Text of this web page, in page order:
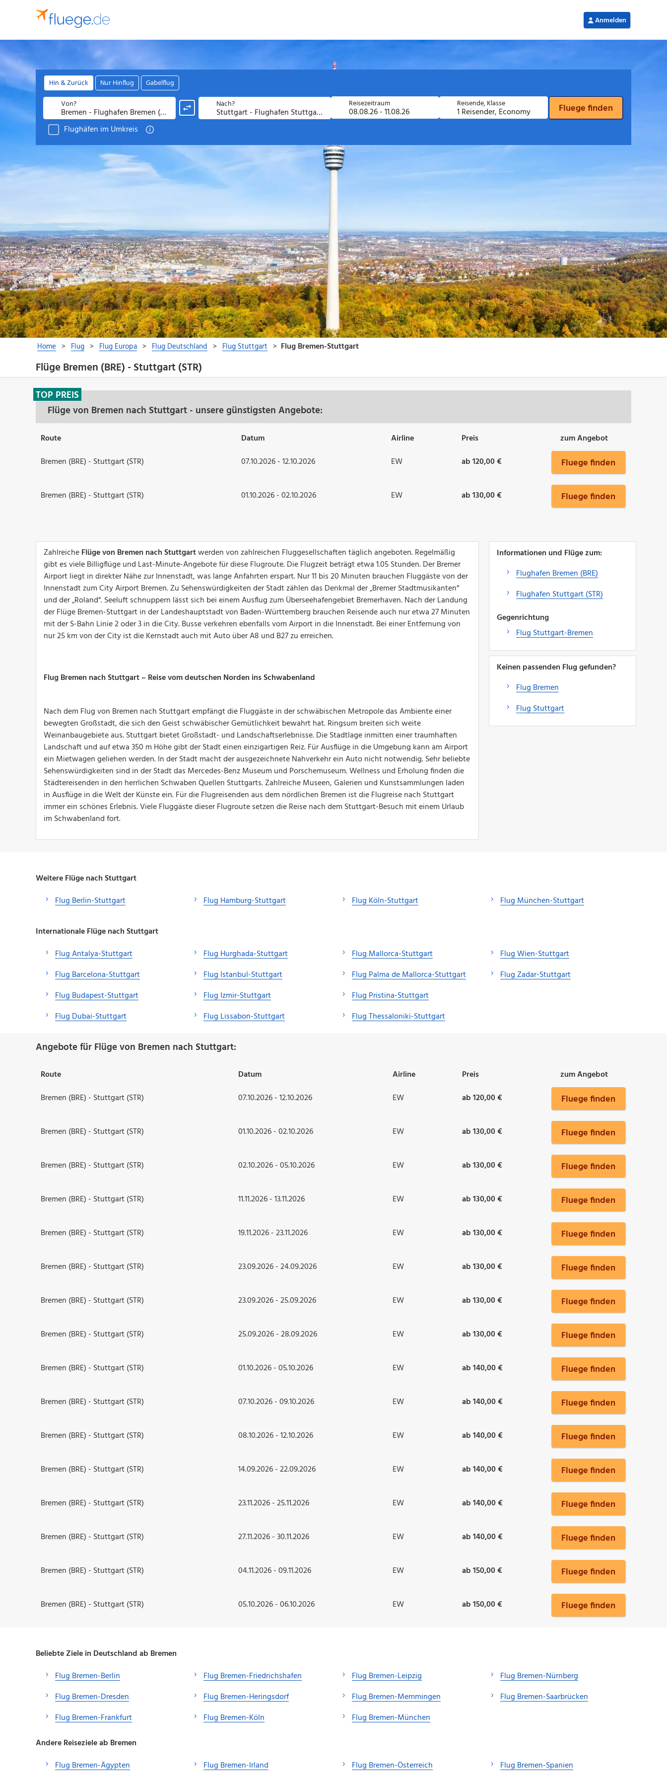
Flüge Bremen (BRE) - Stuttgart (STR)
Flüge von Bremen nach Stuttgart - unsere günstigsten Angebote:
TOP PREIS
Route Datum Airline Preis
zum Angebot
Bremen (BRE) - Stuttgart (STR)
07.10.2026 - 12.10.2026 EW ab 120,00 € Fluege finden
Bremen (BRE) - Stuttgart (STR) 01.10.2026 - 02.10.2026 EW ab 130,00 € Fluege finden
ZahlreicheFlüge von Bremen nach Stuttgartwerden von zahlreichen Fluggesellschaften täglich angeboten. Regelmäßig
gibt es viele Billigflüge und Last-Minute-Angebote für diese Flugroute. Die Flugzeit beträgt etwa 1.05 Stunden. Der Bremer
Airport liegt in direkter Nähe zur Innenstadt, was lange Anfahrten erspart. Nur 11 bis 20 Minuten brauchen Fluggäste von der
Innenstadt zum City Airport Bremen. Zu Sehenswürdigkeiten der Stadt zählen das Denkmal der „Bremer Stadtmusikanten“
und der „Roland“. Seeluft schnuppern lässt sich bei einem Ausflug zum Überseehafengebiet Bremerhaven. Nach der Landung
der Flüge Bremen-Stuttgart in der Landeshauptstadt von Baden-Württemberg brauchen Reisende auch nur etwa 27 Minuten
mit der S-Bahn Linie 2 oder 3 in die City. Busse verkehren ebenfalls vom Airport in die Innenstadt. Bei einer Entfernung von
nur 25 km von der City ist die Kernstadt auch mit Auto über A8 und B27 zu erreichen.
Flug Bremen nach Stuttgart – Reise vom deutschen Norden ins Schwabenland
Nach dem Flug von Bremen nach Stuttgart empfängt die Fluggäste in der schwäbischen Metropole das Ambiente einer
bewegten Großstadt, die sich den Geist schwäbischer Gemütlichkeit bewahrt hat. Ringsum breiten sich weite
Weinanbaugebiete aus. Stuttgart bietet Großstadt- und Landschaftserlebnisse. Die Stadtlage inmitten einer traumhaften
Landschaft und auf etwa 350 m Höhe gibt der Stadt einen einzigartigen Reiz. Für Ausflüge in die Umgebung kann am Airport
ein Mietwagen geliehen werden. In der Stadt macht der ausgezeichnete Nahverkehr ein Auto nicht notwendig. Sehr beliebte
Sehenswürdigkeiten sind in der Stadt das Mercedes-Benz Museum und Porschemuseum. Wellness und Erholung finden die
Städtereisenden in den herrlichen Schwaben Quellen Stuttgarts. Zahlreiche Museen, Galerien und Kunstsammlungen laden
in Ausflüge in die Welt der Künste ein. Für die Flugreisenden aus dem nördlichen Bremen ist die Flugreise nach Stuttgart
immer ein schönes Erlebnis. Viele Fluggäste dieser Flugroute setzen die Reise nach dem Stuttgart-Besuch mit einem Urlaub
im Schwabenland fort.
Informationen und Flüge zum:
Flughafen Bremen (BRE)
Flughafen Stuttgart (STR)
Gegenrichtung
Flug Stuttgart-Bremen
Keinen passenden Flug gefunden?
Flug Bremen
Flug Stuttgart
Weitere Flüge nach Stuttgart
Flug Berlin-Stuttgart
Flug Hamburg-Stuttgart Flug Köln-Stuttgart Flug München-Stuttgart
Internationale Flüge nach Stuttgart
Flug Antalya-Stuttgart
Flug Barcelona-Stuttgart
Flug Budapest-Stuttgart
Flug Dubai-Stuttgart
Flug Hurghada-Stuttgart
Flug Istanbul-Stuttgart
Flug Izmir-Stuttgart
Flug Lissabon-Stuttgart
Flug Mallorca-Stuttgart
Flug Palma de Mallorca-Stuttgart
Flug Pristina-Stuttgart
Flug Thessaloniki-Stuttgart
Flug Wien-Stuttgart
Flug Zadar-Stuttgart
Angebote für Flüge von Bremen nach Stuttgart:
Route Datum Airline Preis
zum Angebot
Bremen (BRE) - Stuttgart (STR)
07.10.2026 - 12.10.2026 EW ab 120,00 € Fluege finden
Bremen (BRE) - Stuttgart (STR) 01.10.2026 - 02.10.2026 EW ab 130,00 € Fluege finden
Bremen (BRE) - Stuttgart (STR) 02.10.2026 - 05.10.2026 EW ab 130,00 € Fluege finden
Bremen (BRE) - Stuttgart (STR) 11.11.2026 - 13.11.2026 EW ab 130,00 € Fluege finden
Bremen (BRE) - Stuttgart (STR) 19.11.2026 - 23.11.2026 EW ab 130,00 € Fluege finden
Bremen (BRE) - Stuttgart (STR) 23.09.2026 - 24.09.2026 EW ab 130,00 € Fluege finden
Bremen (BRE) - Stuttgart (STR) 23.09.2026 - 25.09.2026 EW ab 130,00 € Fluege finden
Bremen (BRE) - Stuttgart (STR) 25.09.2026 - 28.09.2026 EW ab 130,00 € Fluege finden
Bremen (BRE) - Stuttgart (STR) 01.10.2026 - 05.10.2026 EW ab 140,00 € Fluege finden
Bremen (BRE) - Stuttgart (STR) 07.10.2026 - 09.10.2026 EW ab 140,00 € Fluege finden
Bremen (BRE) - Stuttgart (STR) 08.10.2026 - 12.10.2026 EW ab 140,00 € Fluege finden
Bremen (BRE) - Stuttgart (STR) 14.09.2026 - 22.09.2026 EW ab 140,00 € Fluege finden
Bremen (BRE) - Stuttgart (STR) 23.11.2026 - 25.11.2026 EW ab 140,00 € Fluege finden
Bremen (BRE) - Stuttgart (STR) 27.11.2026 - 30.11.2026 EW ab 140,00 € Fluege finden
Bremen (BRE) - Stuttgart (STR) 04.11.2026 - 09.11.2026 EW ab 150,00 € Fluege finden
Bremen (BRE) - Stuttgart (STR) 05.10.2026 - 06.10.2026 EW ab 150,00 € Fluege finden
Beliebte Ziele in Deutschland ab Bremen
Flug Bremen-Berlin
Flug Bremen-Dresden
Flug Bremen-Frankfurt
Flug Bremen-Friedrichshafen
Flug Bremen-Heringsdorf
Flug Bremen-Köln
Flug Bremen-Leipzig
Flug Bremen-Memmingen
Flug Bremen-München
Flug Bremen-Nürnberg
Flug Bremen-Saarbrücken
Andere Reiseziele ab Bremen
Flug Bremen-Ägypten
Flug Bremen-Irland Flug Bremen-Österreich Flug Bremen-Spanien